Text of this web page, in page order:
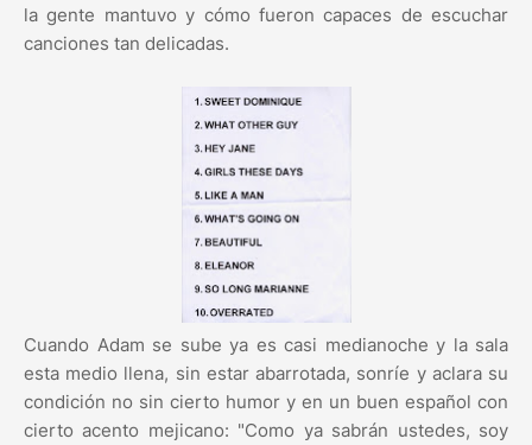
la gente mantuvo y cómo fueron capaces de escuchar
canciones tan delicadas.
Cuando Adam se sube ya es casi medianoche y la sala
esta medio llena, sin estar abarrotada, sonríe y aclara su
condición no sin cierto humor y en un buen español con
cierto acento mejicano: "Como ya sabrán ustedes, soy